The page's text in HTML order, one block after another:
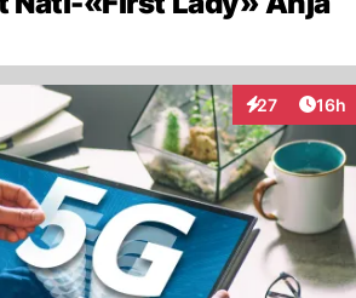
27
Interaktionen
16h